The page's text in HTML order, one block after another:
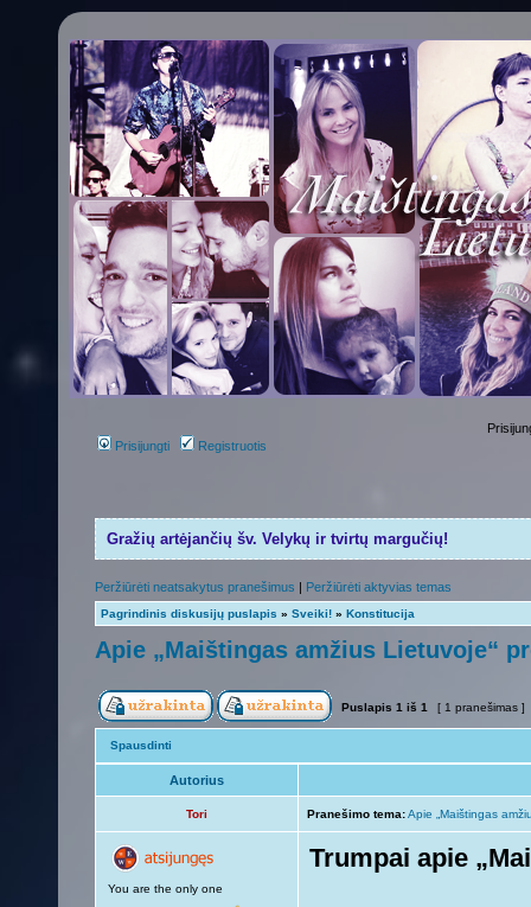
Prisijungti Registruotis
Gražių artėjančių šv. Velykų ir tvirtų margučių!
Peržiūrėti neatsakytus pranešimus | Peržiūrėti aktyvias temas
Pagrindinis diskusijų puslapis » Sveiki! » Konstitucija
Apie „Maištingas amžius Lietuvoje“
Puslapis 1 iš 1 [ 1 pranešimas ]
Spausdinti
Autorius
Tori Pranešimo tema:Apie „Maištingas
You are the only one
Trumpai apie